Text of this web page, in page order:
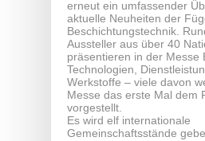
erneut ein umfassender
aktuelle Neuheiten der
Beschichtungstechnik.
Aussteller aus über 40
präsentieren in der Messe
Technologien,
Werkstoffe – viele davon
Messe das erste Mal dem
vorgestellt.
Es wird elf internationale
Gemeinschaftsstände